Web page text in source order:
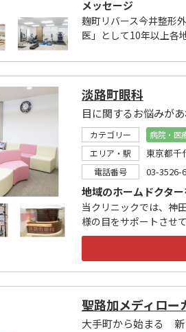
メッセージ
麹町リバース今井整形
医」として10年以上各
淡路町眼科
目に関するお悩みが
カテゴリー 病院・医
エリア・駅
東京都千
電話番号 03-3526-
地域のホームドクタ
当クリニックでは、神
様の目をサポートさせ
聖路加メディロー
大手町から始まる 新